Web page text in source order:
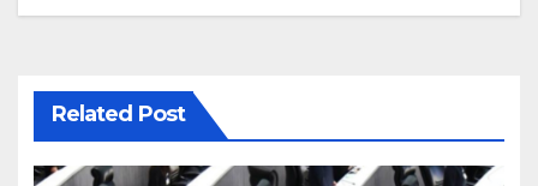
Related Post